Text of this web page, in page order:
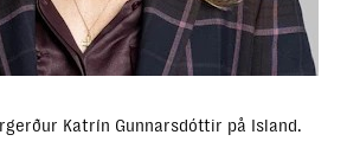
Katrín Gunnarsdóttir på Island.